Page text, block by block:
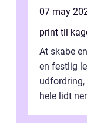
07 may
print til
At skabe
en festlig
hele lidt